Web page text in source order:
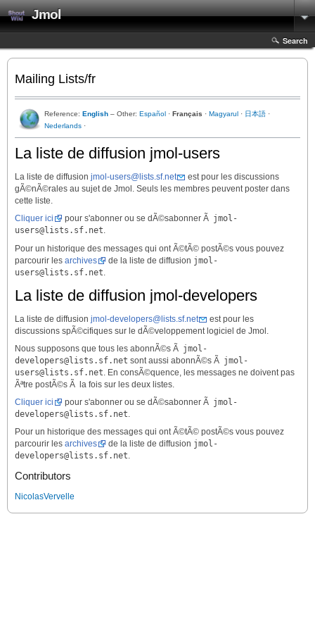
Jmol
Search
Mailing Lists/fr
Reference: English – Other: Español · Français · Magyarul · 日本語 ·
Nederlands ·
La liste de diffusion jmol-users
La liste de diffusion jmol-users@lists.sf.net
est pour les discussions
gÃ©nÃ©rales au sujet de Jmol. Seuls les membres peuvent poster dans
cette liste.
Cliquer ici
pour s'abonner ou se dÃ©sabonner Ã jmol-
users@lists.sf.net.
Pour un historique des messages qui ont Ã©tÃ© postÃ©s vous pouvez
parcourir les archives de la liste de diffusion jmol-
users@lists.sf.net
La liste de diffusion jmol-developers
La liste de diffusion jmol-developers@lists.sf.net
est pour les
discussions spÃ©cifiques sur le dÃ©veloppement logiciel de Jmol.
Nous supposons que tous les abonnÃ©s Ã jmol-
developers@lists.sf.net sont aussi abonnÃ©s Ã jmol-
users@lists.sf.net . En consÃ©quence, les messages ne doivent pas
Ãªtre postÃ©s Ã la fois sur les deux listes.
Cliquer ici
pour s'abonner ou se dÃ©sabonner Ã jmol-
developers@lists.sf.net
Pour un historique des messages qui ont Ã©tÃ© postÃ©s vous pouvez
parcourir les archives de la liste de diffusion jmol-
developers@lists.sf.net.
Contributors
NicolasVervelle